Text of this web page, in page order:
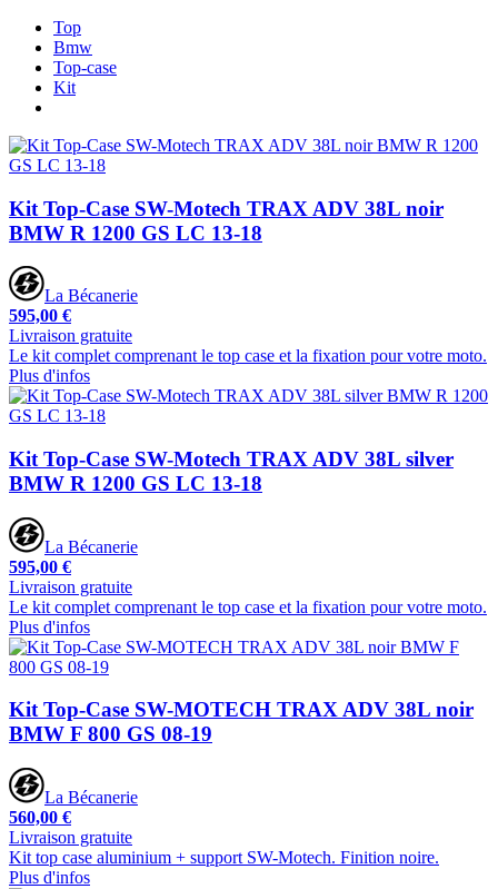
Top
Bmw
Top-case
Kit
Kit Top-Case SW-Motech TRAX ADV 38L noir
BMW R 1200 GS LC 13-18
La Bécanerie
595,00 €
Livraison gratuite
Le kit complet comprenant le top case et la fixation pour votre moto.
Plus d'infos
Kit Top-Case SW-Motech TRAX ADV 38L silver
BMW R 1200 GS LC 13-18
La Bécanerie
595,00 €
Livraison gratuite
Le kit complet comprenant le top case et la fixation pour votre moto.
Plus d'infos
Kit Top-Case SW-MOTECH TRAX ADV 38L noir
BMW F 800 GS 08-19
La Bécanerie
560,00 €
Livraison gratuite
Kit top case aluminium + support SW-Motech. Finition noire.
Plus d'infos